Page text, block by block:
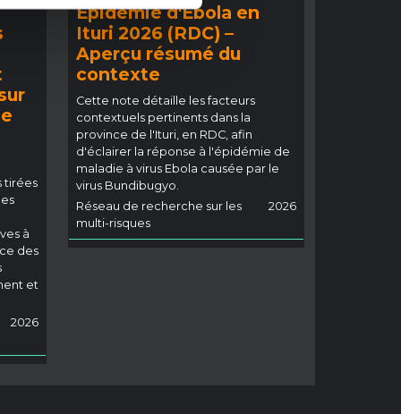
tirées
à
des
et
2026
Épidémie d'Ebola en
Ituri 2026 (RDC) –
Aperçu résumé du
contexte
Cette note détaille les facteurs
contextuels pertinents dans la
province de l'Ituri, en RDC, afin
d'éclairer la réponse à l'épidémie de
maladie à virus Ebola causée par le
virus Bundibugyo.
Réseau de recherche sur les
multi-risques
2026